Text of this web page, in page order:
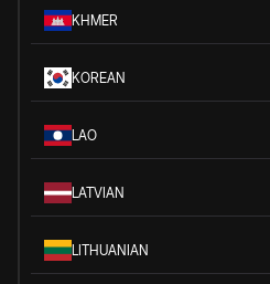
KHMER
KOREAN
LAO
LATVIAN
LITHUANIAN